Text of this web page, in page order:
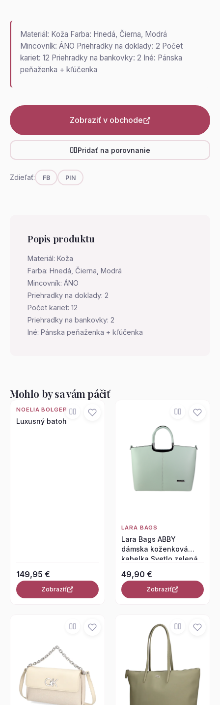
Materiál: Koža Farba: Hnedá, Čierna, Modrá
Mincovník: ÁNO Priehradky na doklady: 2 Počet
kariet: 12 Priehradky na bankovky: 2 Iné: Pánska
peňaženka + kľúčenka
Zobraziť v obchode
Pridať na porovnanie
Zdieľať: FB PIN
Popis produktu
Materiál: Koža
Farba: Hnedá, Čierna, Modrá
Mincovník: ÁNO
Priehradky na doklady: 2
Počet kariet: 12
Priehradky na bankovky: 2
Iné: Pánska peňaženka + kľúčenka
Mohlo by sa vám páčiť
NOELIA BOLGER
Luxusný batoh
149,95 €
Zobraziť
LARA BAGS
Lara Bags ABBY
dámska koženková
kabelka Svetlo zelená
49,90 €
Zobraziť